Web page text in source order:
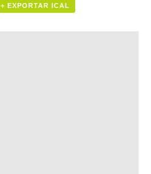
+ EXPORTAR ICAL